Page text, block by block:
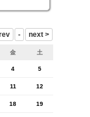
金 土
4 5
11 12
18 19